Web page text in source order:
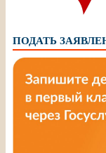
ПОДАТЬ